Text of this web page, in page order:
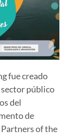
fue creado
público
del
de
Partners of the